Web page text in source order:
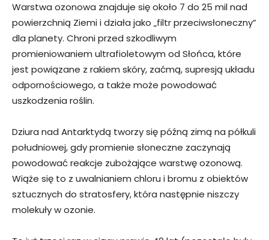
Warstwa ozonowa znajduje się około 7 do 25 mil nad
powierzchnią Ziemi i działa jako „filtr przeciwsłoneczny”
dla planety. Chroni przed szkodliwym
promieniowaniem ultrafioletowym od Słońca, które
jest powiązane z rakiem skóry, zaćmą, supresją układu
odpornościowego, a także może powodować
uszkodzenia roślin.
Dziura nad Antarktydą tworzy się późną zimą na półkuli
południowej, gdy promienie słoneczne zaczynają
powodować reakcje zubożające warstwę ozonową.
Wiąże się to z uwalnianiem chloru i bromu z obiektów
sztucznych do stratosfery, która następnie niszczy
molekuły w ozonie.